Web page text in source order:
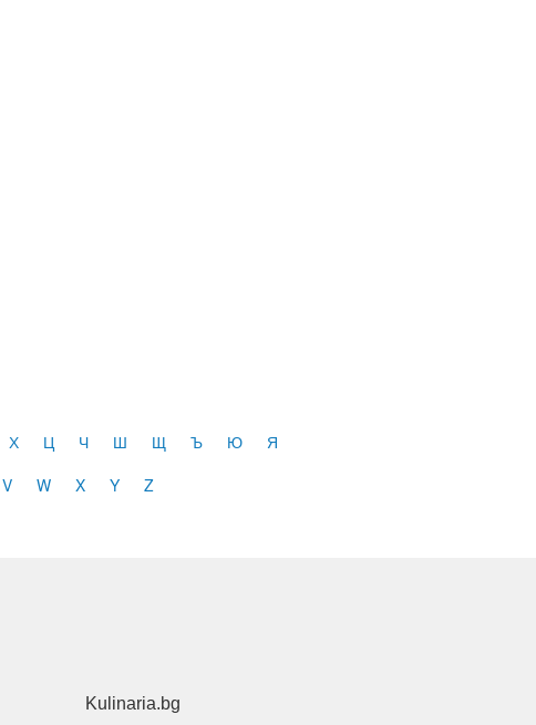
Х Ц Ч Ш Щ Ъ Ю
Я
V W X Y Z
Kulinaria.bg